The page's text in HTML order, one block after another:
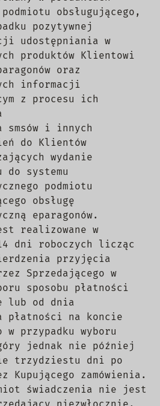
podmiotu obsługującego,
pozytywnej
udostępniania w
produktów Klientowi
oraz
informacji
z procesu ich
smsów i innych
do Klientów
wydanie
do systemu
podmiotu
obsługę
eparagonów.
realizowane w
dni roboczych licząc
przyjęcia
Sprzedającego w
sposobu płatności
lub od dnia
płatności na koncie
w przypadku wyboru
jednak nie później
trzydziestu dni po
Kupującego zamówienia.
świadczenia nie jest